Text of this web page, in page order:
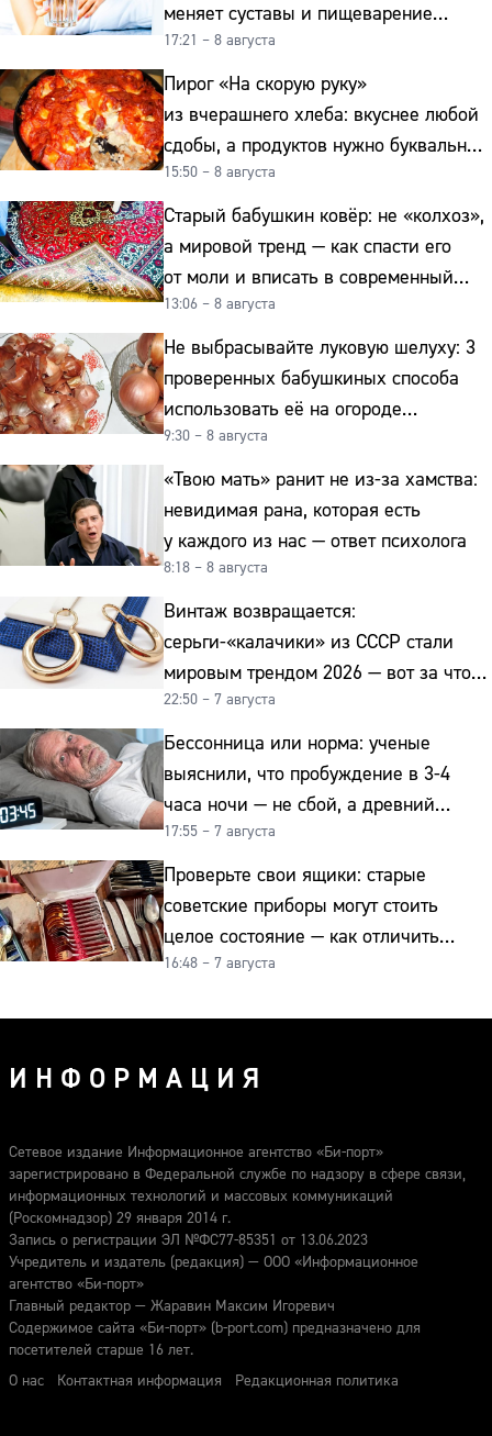
меняет суставы и пищеварение
после 50
17:21 – 8 августа
Пирог «На скорую руку»
из вчерашнего хлеба: вкуснее любой
сдобы, а продуктов нужно буквально
копейки
15:50 – 8 августа
Старый бабушкин ковёр: не «колхоз»,
а мировой тренд — как спасти его
от моли и вписать в современный
интерьер
13:06 – 8 августа
Не выбрасывайте луковую шелуху: 3
проверенных бабушкиных способа
использовать её на огороде
и для здоровья этой зимой
9:30 – 8 августа
«Твою мать» ранит не из-за хамства:
невидимая рана, которая есть
у каждого из нас — ответ психолога
8:18 – 8 августа
Винтаж возвращается:
серьги-«калачики» из СССР стали
мировым трендом 2026 — вот за что
их ценят ювелиры
22:50 – 7 августа
Бессонница или норма: ученые
выяснили, что пробуждение в 3-4
часа ночи — не сбой, а древний
биологический ритм
17:55 – 7 августа
Проверьте свои ящики: старые
советские приборы могут стоить
целое состояние — как отличить
подделку от мельхиора
16:48 – 7 августа
ИНФОРМАЦИЯ
Сетевое издание Информационное агентство «Би-порт»
зарегистрировано в Федеральной службе по надзору в сфере связи,
информационных технологий и массовых коммуникаций
(Роскомнадзор) 29 января 2014 г.
Запись о регистрации ЭЛ №ФС77-85351 от 13.06.2023
Учредитель и издатель (редакция) — ООО «Информационное
агентство «Би-порт»
Главный редактор — Жаравин Максим Игоревич
Содержимое сайта «Би-порт» (b-port.com) предназначено для
посетителей старше 16 лет.
О нас
Контактная информация Редакционная политика